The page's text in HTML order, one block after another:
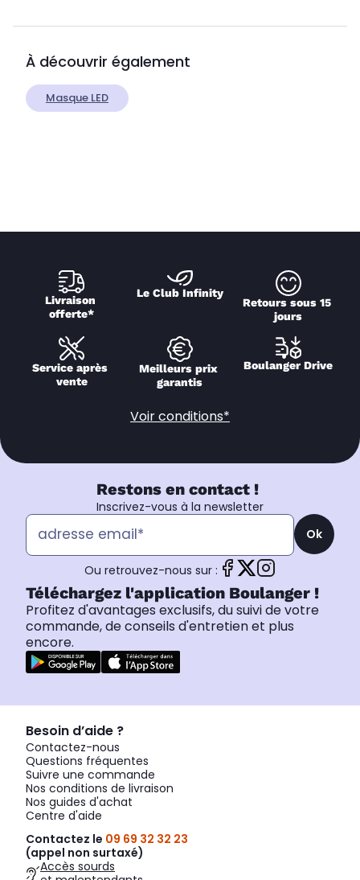
À découvrir également
Masque LED
Livraison
offerte*
Le Club Infinity
Retours sous 15
jours
Service après
vente
Meilleurs prix
garantis
Boulanger Drive
Voir conditions*
Restons en contact !
Inscrivez-vous à la newsletter
Ok
Ou retrouvez-nous sur :
Téléchargez l'application Boulanger !
Profitez d'avantages exclusifs, du suivi de votre
commande, de conseils d'entretien et plus
encore.
Besoin d’aide ?
Contactez-nous
Questions fréquentes
Suivre une commande
Nos conditions de livraison
Nos guides d'achat
Centre d'aide
Contactez le 09 69 32 32 23
(appel non surtaxé)
Accès sourds